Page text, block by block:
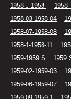
1958 J-1958-
1958-03-1958-04
1958-07-1958-08
1958-1-1958-11
1959-1959 S
1959
1959-02-1959-03
1959-06-1959-07
1959-09-1959-1